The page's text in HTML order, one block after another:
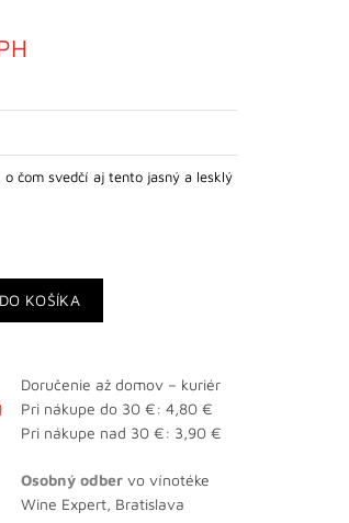
čom svedčí aj tento jasný a lesklý
La Chatellenie
KOŠÍKA
Doručenie až domov – kuriér
Pri nákupe do 30 €: 4,80 €
Pri nákupe nad 30 €: 3,90 €
Osobný odbervo vínotéke
Wine Expert, Bratislava